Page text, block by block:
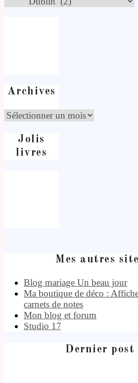
Archives
Jolis
livres
Mes autres
Blog mariage Un beau jour
Ma boutique de déco :
carnets de notes
Mon blog et forum
Studio 17
Dernier post